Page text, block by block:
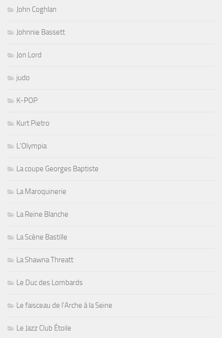
John Coghlan
Johnnie Bassett
Jon Lord
judo
K-POP
Kurt Pietro
L'Olympia
La coupe Georges Baptiste
La Maroquinerie
La Reine Blanche
La Scène Bastille
La Shawna Threatt
Le Duc des Lombards
Le faisceau de l'Arche à la Seine
Le Jazz Club Étoile